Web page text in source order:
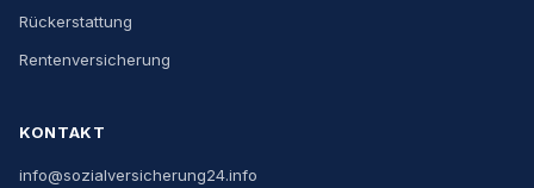
Rückerstattung
Rentenversicherung
KONTAKT
info@sozialversicherung24.info